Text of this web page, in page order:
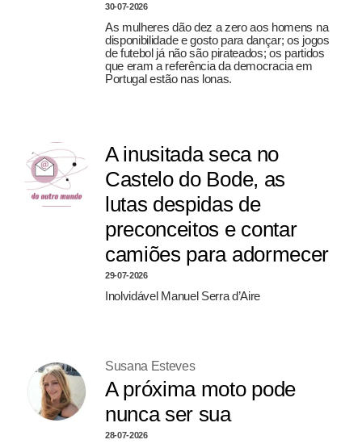
30-07-2026
As mulheres dão dez a zero aos homens na
disponibilidade e gosto para dançar; os jogos
de futebol já não são pirateados; os partidos
que eram a referência da democracia em
Portugal estão nas lonas.
A inusitada seca no
Castelo do Bode, as
lutas despidas de
preconceitos e contar
camiões para adormecer
29-07-2026
Inolvidável Manuel Serra d’Aire
Susana Esteves
A próxima moto pode
nunca ser sua
28-07-2026